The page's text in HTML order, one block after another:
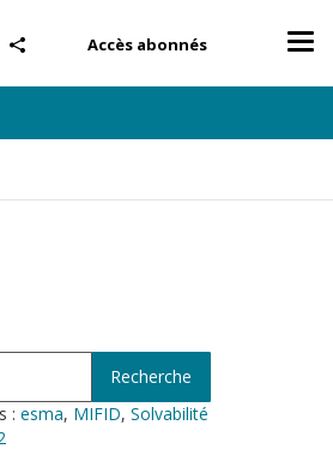
Accès abonnés
: esma, MIFID, Solvabilité